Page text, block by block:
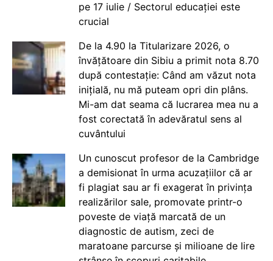
pe 17 iulie / Sectorul educației este
crucial
De la 4.90 la Titularizare 2026, o
învățătoare din Sibiu a primit nota 8.70
după contestație: Când am văzut nota
inițială, nu mă puteam opri din plâns.
Mi-am dat seama că lucrarea mea nu a
fost corectată în adevăratul sens al
cuvântului
Un cunoscut profesor de la Cambridge
a demisionat în urma acuzațiilor că ar
fi plagiat sau ar fi exagerat în privința
realizărilor sale, promovate printr-o
poveste de viață marcată de un
diagnostic de autism, zeci de
maratoane parcurse și milioane de lire